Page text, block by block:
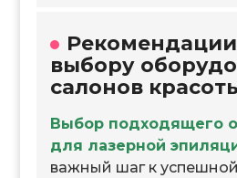
выбору
салонов
Выбор подходящего
для лазерной
важный шаг к